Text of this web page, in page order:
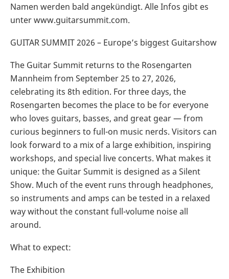
Namen werden bald angekündigt. Alle Infos gibt es
unter www.guitarsummit.com.
GUITAR SUMMIT 2026 – Europe’s biggest Guitarshow
The Guitar Summit returns to the Rosengarten
Mannheim from September 25 to 27, 2026,
celebrating its 8th edition. For three days, the
Rosengarten becomes the place to be for everyone
who loves guitars, basses, and great gear — from
curious beginners to full-on music nerds. Visitors can
look forward to a mix of a large exhibition, inspiring
workshops, and special live concerts. What makes it
unique: the Guitar Summit is designed as a Silent
Show. Much of the event runs through headphones,
so instruments and amps can be tested in a relaxed
way without the constant full-volume noise all
around.
What to expect:
The Exhibition